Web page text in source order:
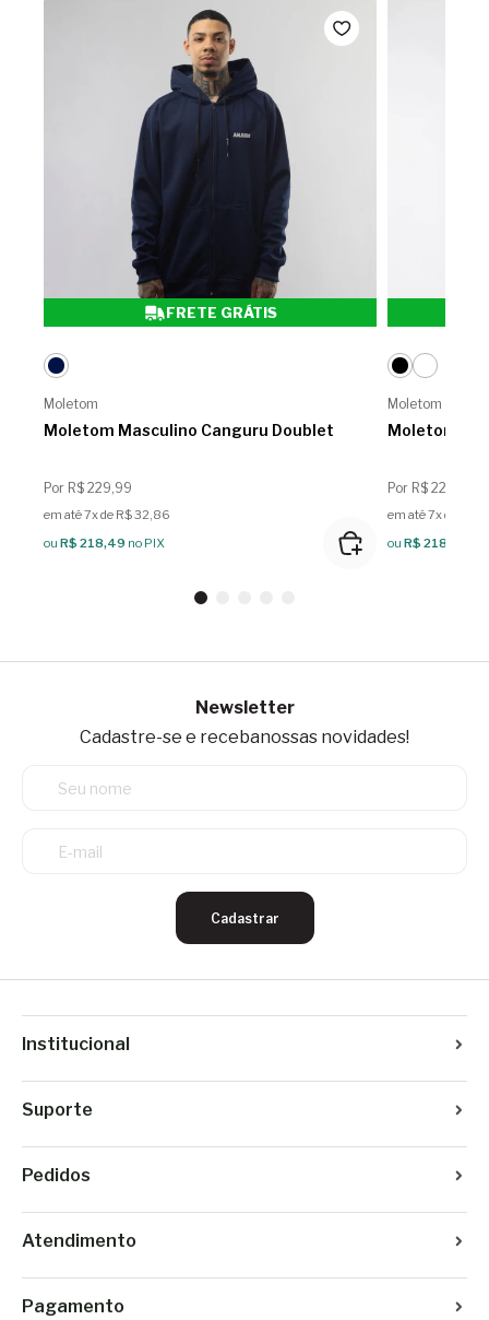
FRETE GRÁTIS
Moletom
Moletom Masculino Canguru Doublet
Por R$ 229,99
em até 7x de R$ 32,86
ou R$ 218,49 no PIX
Moletom
Moletom
Por R$ 229,99
em até 7x de R$
ou R$ 218,49
Newsletter
Cadastre-se e recebanossas novidades!
Cadastrar
Institucional
Suporte
Pedidos
Atendimento
Pagamento